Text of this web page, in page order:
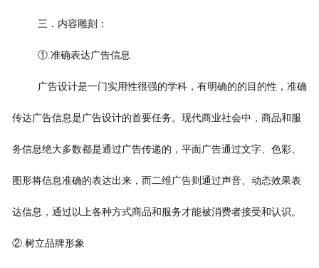
三．内容雕刻：
①.准确表达广告信息
广告设计是一门实用性很强的学科，有明确的的目的性，准确
传达广告信息是广告设计的首要任务。现代商业社会中，商品和服
务信息绝大多数都是通过广告传递的，平面广告通过文字、色彩、
图形将信息准确的表达出来，而二维广告则通过声音、动态效果表
达信息，通过以上各种方式商品和服务才能被消费者接受和认识。
②.树立品牌形象